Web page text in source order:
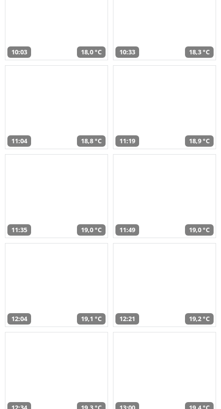
10:03 18,0 °C 10:33 18,3 °C
11:04 18,8 °C 11:19 18,9 °C
11:35 19,0 °C 11:49 19,0 °C
12:04 19,1 °C 12:21 19,2 °C